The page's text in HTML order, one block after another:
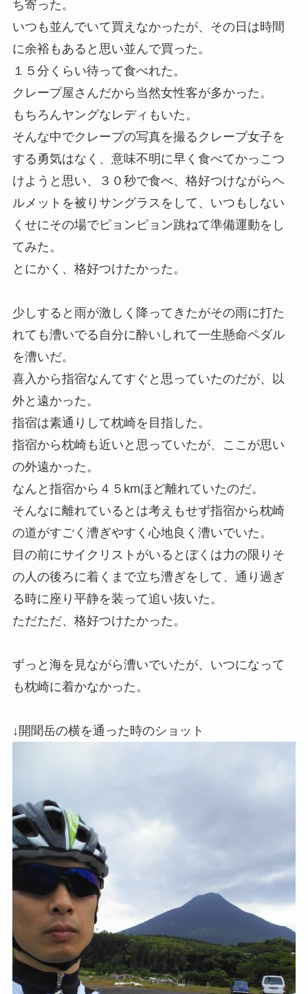
ち寄った。
いつも並んでいて買えなかったが、その日は時間
に余裕もあると思い並んで買った。
１５分くらい待って食べれた。
クレープ屋さんだから当然女性客が多かった。
もちろんヤングなレディもいた。
そんな中でクレープの写真を撮るクレープ女子を
する勇気はなく、意味不明に早く食べてかっこつ
けようと思い、３０秒で食べ、格好つけながらヘ
ルメットを被りサングラスをして、いつもしない
くせにその場でピョンピョン跳ねて準備運動をし
てみた。
とにかく、格好つけたかった。
少しすると雨が激しく降ってきたがその雨に打た
れても漕いでる自分に酔いしれて一生懸命ペダル
を漕いだ。
喜入から指宿なんてすぐと思っていたのだが、以
外と遠かった。
指宿は素通りして枕崎を目指した。
指宿から枕崎も近いと思っていたが、ここが思い
の外遠かった。
なんと指宿から４５kmほど離れていたのだ。
そんなに離れているとは考えもせず指宿から枕崎
の道がすごく漕ぎやすく心地良く漕いでいた。
目の前にサイクリストがいるとぼくは力の限りそ
の人の後ろに着くまで立ち漕ぎをして、通り過ぎ
る時に座り平静を装って追い抜いた。
ただただ、格好つけたかった。
ずっと海を見ながら漕いでいたが、いつになって
も枕崎に着かなかった。
↓開聞岳の横を通った時のショット